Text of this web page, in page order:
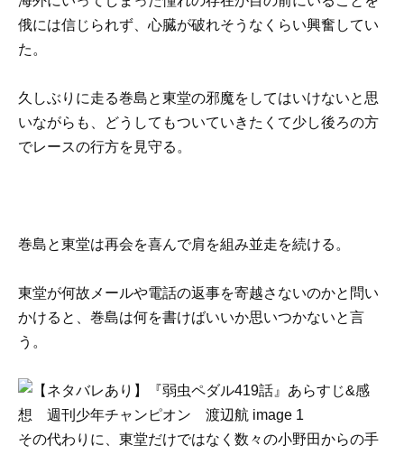
俄には信じられず、心臓が破れそうなくらい興奮してい
た。
久しぶりに走る巻島と東堂の邪魔をしてはいけないと思
いながらも、どうしてもついていきたくて少し後ろの方
でレースの行方を見守る。
巻島と東堂は再会を喜んで肩を組み並走を続ける。
東堂が何故メールや電話の返事を寄越さないのかと問い
かけると、巻島は何を書けばいいか思いつかないと言
う。
その代わりに、東堂だけではなく数々の小野田からの手